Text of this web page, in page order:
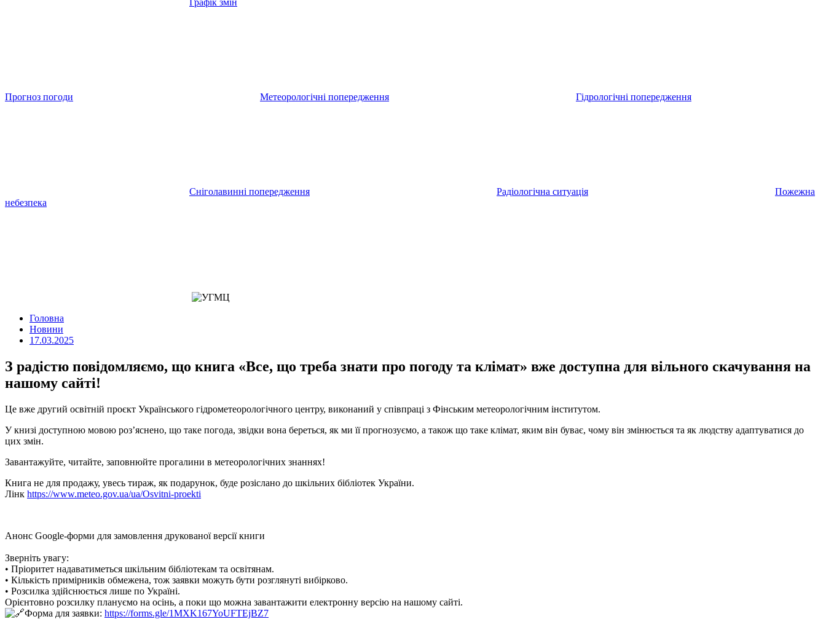
Графік змін
Прогноз погоди Метеорологічні попередження Гідрологічні попередження
Сніголавинні попередження Радіологічна ситуація
Пожежна
небезпека
Головна
Новини
17.03.2025
З радістю повідомляємо, що книга «Все, що треба знати про погоду та клімат» вже доступна для вільного скачування на
нашому сайті!
Це вже другий освітній проєкт Українського гідрометеорологічного центру, виконаний у співпраці з Фінським метеорологічним інститутом.
У книзі доступною мовою роз’яснено, що таке погода, звідки вона береться, як ми її прогнозуємо, а також що таке клімат, яким він буває, чому він змінюється та як людству адаптуватися до
цих змін.
Завантажуйте, читайте, заповнюйте прогалини в метеорологічних знаннях!
Книга не для продажу, увесь тираж, як подарунок, буде розіслано до шкільних бібліотек України.
Лінк https://www.meteo.gov.ua/ua/Osvitni-proekti
Анонс Google-форми для замовлення друкованої версії книги
Зверніть увагу:
• Пріоритет надаватиметься шкільним бібліотекам та освітянам.
• Кількість примірників обмежена, тож заявки можуть бути розглянуті вибірково.
• Розсилка здійснюється лише по Україні.
Орієнтовно розсилку плануємо на осінь, а поки що можна завантажити електронну версію на нашому сайті.
Форма для заявки: https://forms.gle/1MXK167YoUFTEjBZ7